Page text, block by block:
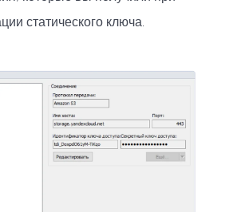
статического ключа.